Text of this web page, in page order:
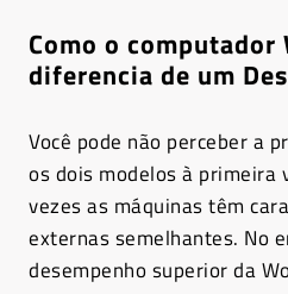
Como o
diferencia de um
Você pode não perceber a
os dois modelos à primeira
vezes as máquinas têm
externas semelhantes. No
desempenho superior da